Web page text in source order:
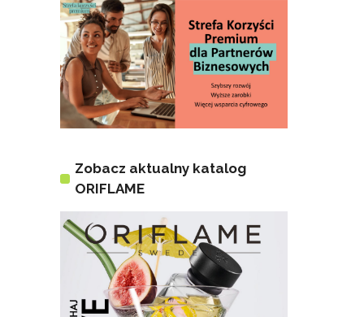
Zobacz aktualny katalog
ORIFLAME